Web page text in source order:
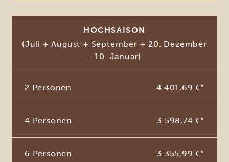
HOCHSAISON
(Juli + August + September + 20. Dezember
- 10. Januar)
2 Personen 4.401,69 €*
4 Personen 3.598,74 €*
6 Personen 3.355,99 €*